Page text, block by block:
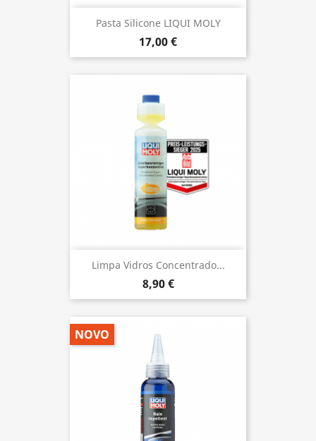
Pasta Silicone LIQUI MOLY
17,00 €
Limpa Vidros Concentrado...
8,90 €
NOVO